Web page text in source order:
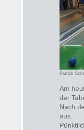
Patrick
Am
der
Nach
aus.